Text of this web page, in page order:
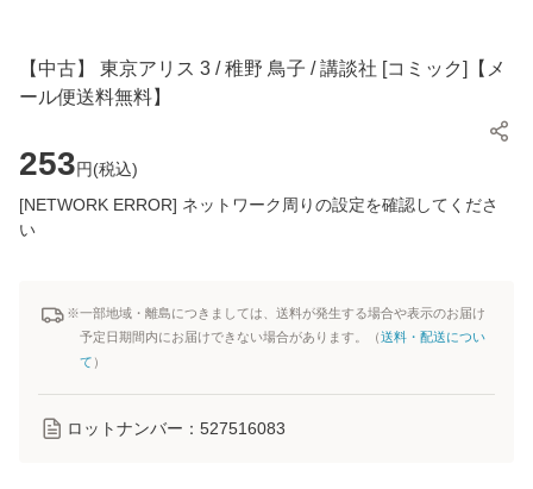
【中古】 東京アリス 3 / 稚野 鳥子 / 講談社 [コミック]【メ
ール便送料無料】
253円(税込)
[NETWORK ERROR] ネットワーク周りの設定を確認してくださ
い
※一部地域・離島につきましては、送料が発生する場合や表示のお届け
予定日期間内にお届けできない場合があります。（送料・配送につい
て ）
ロットナンバー： 527516083